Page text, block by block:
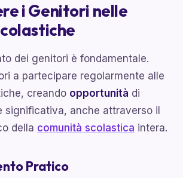
i Genitori nelle
dei genitori è fondamentale.
a partecipare regolarmente alle
creando opportunità di
significativa, anche attraverso il
della comunità scolastica intera.
Pratico